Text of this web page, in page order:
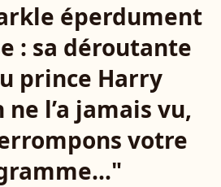
éperdument
: sa déroutante
prince Harry
l’a jamais vu,
votre